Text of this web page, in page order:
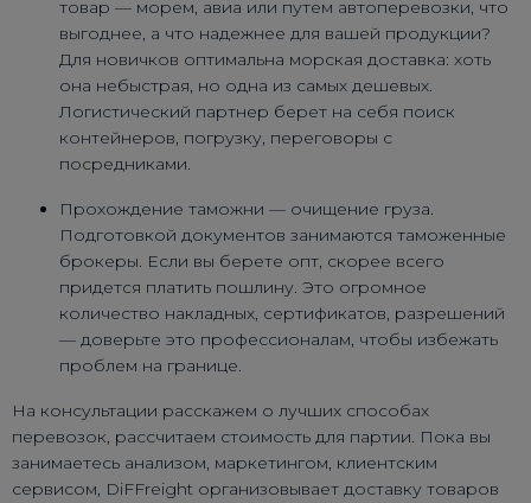
товар — морем, авиа или путем автоперевозки, что
выгоднее, а что надежнее для вашей продукции?
Для новичков оптимальна морская доставка: хоть
она небыстрая, но одна из самых дешевых.
Логистический партнер берет на себя поиск
контейнеров, погрузку, переговоры с
посредниками.
Прохождение таможни — очищение груза.
Подготовкой документов занимаются таможенные
брокеры. Если вы берете опт, скорее всего
придется платить пошлину. Это огромное
количество накладных, сертификатов, разрешений
— доверьте это профессионалам, чтобы избежать
проблем на границе.
На консультации расскажем о лучших способах
перевозок, рассчитаем стоимость для партии. Пока вы
занимаетесь анализом, маркетингом, клиентским
сервисом, DiFFreight организовывает доставку товаров